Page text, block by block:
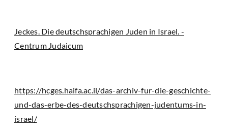
Jeckes. Die deutschsprachigen Juden in Israel. -
Centrum Judaicum
https://hcges.haifa.ac.il/das-archiv-fur-die-geschichte-
und-das-erbe-des-deutschsprachigen-judentums-in-
israel/